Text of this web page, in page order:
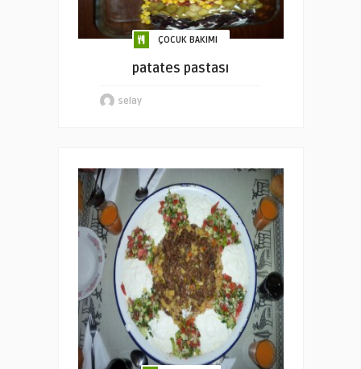
ÇOCUK BAKIMI
patates pastası
selay